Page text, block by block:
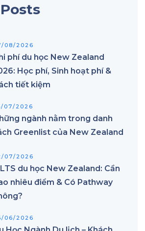
08/2026
phí du học New Zealand
Học phí, Sinh hoạt phí &
tiết kiệm
07/2026
ngành nằm trong danh
Greenlist của New Zealand
07/2026
du học New Zealand: Cần
nhiêu điểm & Có Pathway
06/2026